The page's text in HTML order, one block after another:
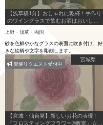
【浅草橋1分】おしゃれに乾杯！手作り
のワイングラスで飲むお酒はおいし
上野・浅草・両国
砂を色鮮やかなグラスの表面に吹き付け、好
きな絵柄や文字を彫刻します。
宮城県
【宮城・仙台発】新しいお花の表現！
『フロスティングフラワー®︎教室』☆体
開催リクエスト受付中